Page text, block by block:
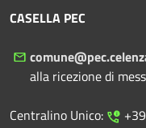
CASELLA PEC
alla ricezione di
Centralino Unico: